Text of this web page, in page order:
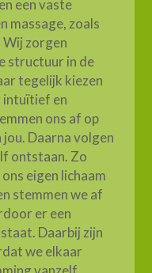
een vaste
massage, zoals
Wij zorgen
structuur in de
tegelijk kiezen
intuïtief en
ons af op
jou. Daarna volgen
ontstaan. Zo
eigen lichaam
stemmen we af
er een
Daarbij zijn
we elkaar